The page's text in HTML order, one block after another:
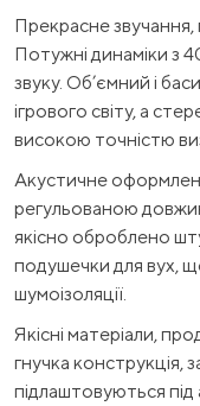
Прекрасне звучання,
Потужні динаміки з
звуку. Об’ємний і
ігрового світу, а
високою точністю
Акустичне
регульованою
якісно оброблено
подушечки для вух,
шумоізоляції.
Якісні матеріали,
гнучка конструкція,
підлаштовуються